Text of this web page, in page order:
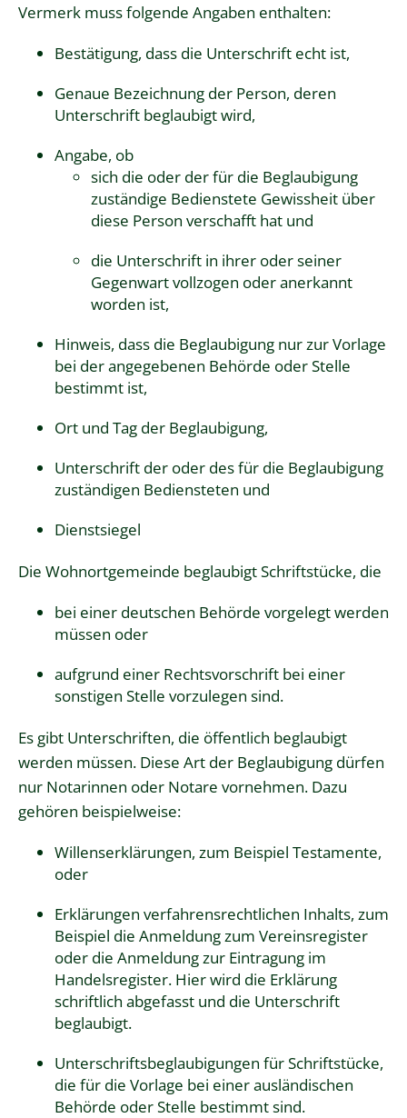
Vermerk muss folgende Angaben enthalten:
Bestätigung, dass die Unterschrift echt ist,
Genaue Bezeichnung der Person, deren
Unterschrift beglaubigt wird,
Angabe, ob
sich die oder der für die Beglaubigung
zuständige Bedienstete Gewissheit über
diese Person verschafft hat und
die Unterschrift in ihrer oder seiner
Gegenwart vollzogen oder anerkannt
worden ist,
Hinweis, dass die Beglaubigung nur zur Vorlage
bei der angegebenen Behörde oder Stelle
bestimmt ist,
Ort und Tag der Beglaubigung,
Unterschrift der oder des für die Beglaubigung
zuständigen Bediensteten und
Dienstsiegel
Die Wohnortgemeinde beglaubigt Schriftstücke, die
bei einer deutschen Behörde vorgelegt werden
müssen oder
aufgrund einer Rechtsvorschrift bei einer
sonstigen Stelle vorzulegen sind.
Es gibt Unterschriften, die öffentlich beglaubigt
werden müssen. Diese Art der Beglaubigung dürfen
nur Notarinnen oder Notare vornehmen. Dazu
gehören beispielweise:
Willenserklärungen, zum Beispiel Testamente,
oder
Erklärungen verfahrensrechtlichen Inhalts, zum
Beispiel die Anmeldung zum Vereinsregister
oder die Anmeldung zur Eintragung im
Handelsregister. Hier wird die Erklärung
schriftlich abgefasst und die Unterschrift
beglaubigt.
Unterschriftsbeglaubigungen für Schriftstücke,
die für die Vorlage bei einer ausländischen
Behörde oder Stelle bestimmt sind.